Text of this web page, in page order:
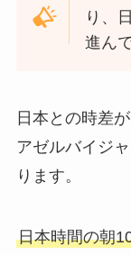
り、
進ん
日本との時差
アゼルバイジ
ります。
日本時間の朝